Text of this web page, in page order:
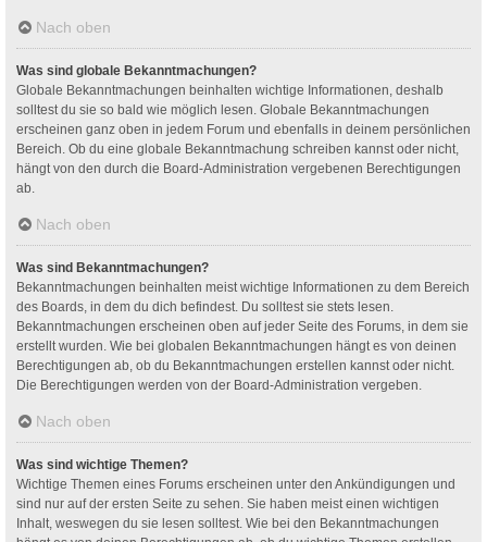
Nach oben
Was sind globale Bekanntmachungen?
Globale Bekanntmachungen beinhalten wichtige Informationen, deshalb
solltest du sie so bald wie möglich lesen. Globale Bekanntmachungen
erscheinen ganz oben in jedem Forum und ebenfalls in deinem persönlichen
Bereich. Ob du eine globale Bekanntmachung schreiben kannst oder nicht,
hängt von den durch die Board-Administration vergebenen Berechtigungen
ab.
Nach oben
Was sind Bekanntmachungen?
Bekanntmachungen beinhalten meist wichtige Informationen zu dem Bereich
des Boards, in dem du dich befindest. Du solltest sie stets lesen.
Bekanntmachungen erscheinen oben auf jeder Seite des Forums, in dem sie
erstellt wurden. Wie bei globalen Bekanntmachungen hängt es von deinen
Berechtigungen ab, ob du Bekanntmachungen erstellen kannst oder nicht.
Die Berechtigungen werden von der Board-Administration vergeben.
Nach oben
Was sind wichtige Themen?
Wichtige Themen eines Forums erscheinen unter den Ankündigungen und
sind nur auf der ersten Seite zu sehen. Sie haben meist einen wichtigen
Inhalt, weswegen du sie lesen solltest. Wie bei den Bekanntmachungen